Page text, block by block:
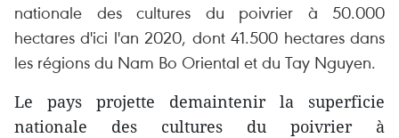
nationale des cultures du poivrier à 50.000
hectares d'ici l'an 2020, dont 41.500 hectares dans
les régions du Nam Bo Oriental et du Tay Nguyen.
Le pays projette demaintenir la superficie
nationale des cultures du poivrier à